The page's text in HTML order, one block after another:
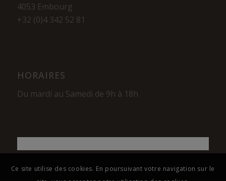
4053 Embourg
+32 (0)4 342 52 81
HORAIRES
Du mardi au Samedi de 9h à 18h
Ce site utilise des cookies. En poursuivant votre navigation sur le